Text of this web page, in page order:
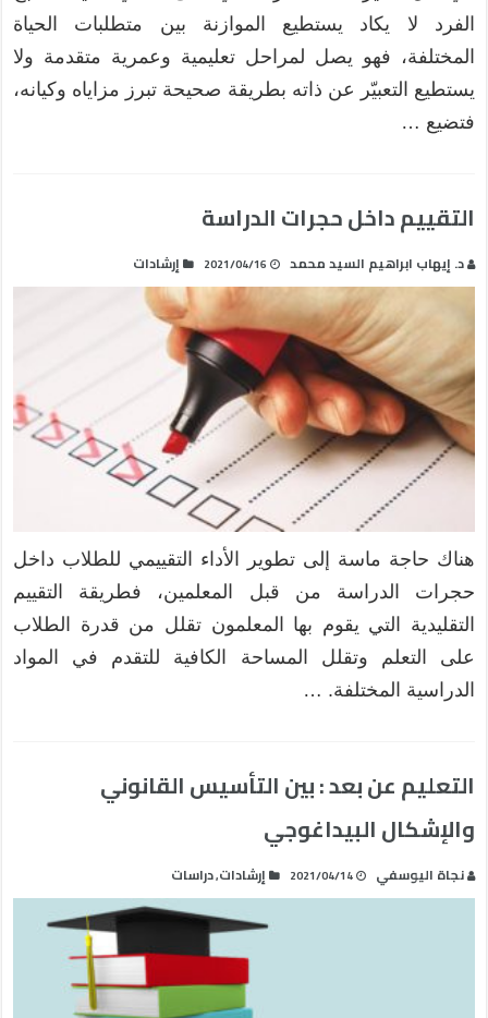
الفرد لا يكاد يستطيع الموازنة بين متطلبات الحياة
المختلفة، فهو يصل لمراحل تعليمية وعمرية متقدمة ولا
يستطيع التعبيّر عن ذاته بطريقة صحيحة تبرز مزاياه وكيانه،
فتضيع …
التقييم داخل حجرات الدراسة
د. إيهاب ابراهيم السيد محمد 2021/04/16 إرشادات
هناك حاجة ماسة إلى تطوير الأداء التقييمي للطلاب داخل
حجرات الدراسة من قبل المعلمين، فطريقة التقييم
التقليدية التي يقوم بها المعلمون تقلل من قدرة الطلاب
على التعلم وتقلل المساحة الكافية للتقدم في المواد
الدراسية المختلفة. …
التعليم عن بعد : بين التأسيس القانوني
والإشكال البيداغوجي
نجاة اليوسفي 2021/04/14 إرشادات,دراسات